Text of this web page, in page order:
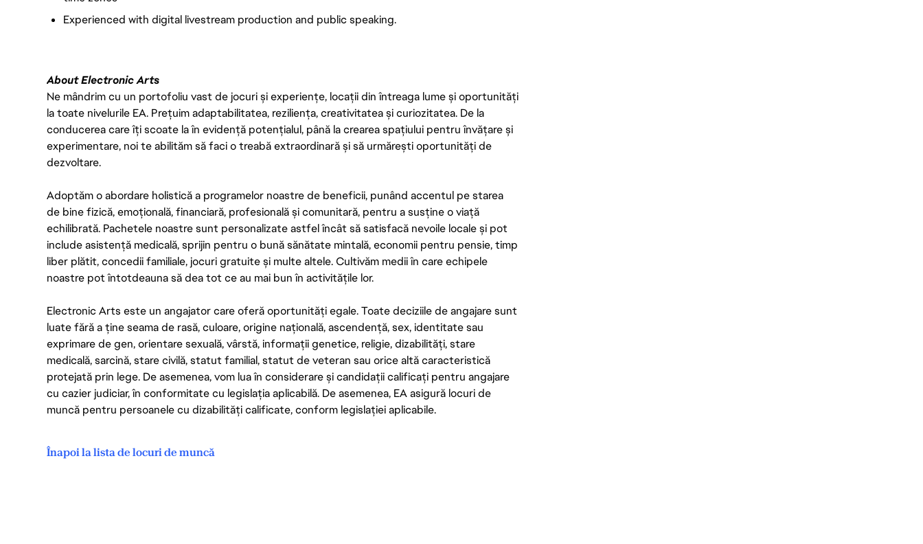
Experienced with digital livestream production and public speaking.
About Electronic Arts
Ne mândrim cu un portofoliu vast de jocuri și experiențe, locații din întreaga lume și oportunități
la toate nivelurile EA. Prețuim adaptabilitatea, reziliența, creativitatea și curiozitatea. De la
conducerea care îți scoate la în evidență potențialul, până la crearea spațiului pentru învățare și
experimentare, noi te abilităm să faci o treabă extraordinară și să urmărești oportunități de
dezvoltare.
Adoptăm o abordare holistică a programelor noastre de beneficii, punând accentul pe starea
de bine fizică, emoțională, financiară, profesională și comunitară, pentru a susține o viață
echilibrată. Pachetele noastre sunt personalizate astfel încât să satisfacă nevoile locale și pot
include asistență medicală, sprijin pentru o bună sănătate mintală, economii pentru pensie, timp
liber plătit, concedii familiale, jocuri gratuite și multe altele. Cultivăm medii în care echipele
noastre pot întotdeauna să dea tot ce au mai bun în activitățile lor.
Electronic Arts este un angajator care oferă oportunități egale. Toate deciziile de angajare sunt
luate fără a ține seama de rasă, culoare, origine națională, ascendență, sex, identitate sau
exprimare de gen, orientare sexuală, vârstă, informații genetice, religie, dizabilități, stare
medicală, sarcină, stare civilă, statut familial, statut de veteran sau orice altă caracteristică
protejată prin lege. De asemenea, vom lua în considerare și candidații calificați pentru angajare
cu cazier judiciar, în conformitate cu legislația aplicabilă. De asemenea, EA asigură locuri de
muncă pentru persoanele cu dizabilități calificate, conform legislației aplicabile.
Înapoi la lista de locuri de muncă